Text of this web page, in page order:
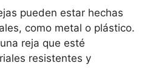
pueden estar hechas
como metal o plástico.
reja que esté
resistentes y